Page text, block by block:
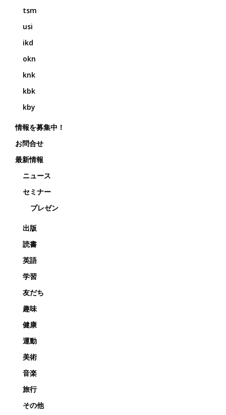
tsm
usi
ikd
okn
knk
kbk
kby
情報を募集中！
お問合せ
最新情報
ニュース
セミナー
プレゼン
出版
読書
英語
学習
友だち
趣味
健康
運動
美術
音楽
旅行
その他